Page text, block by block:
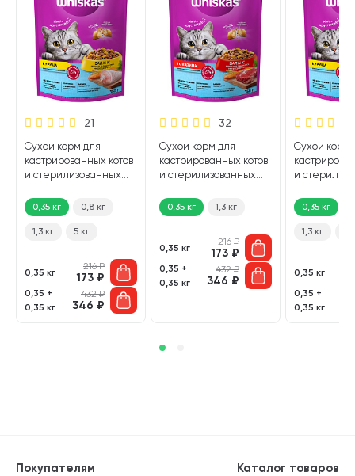
21
Сухой корм для
кастрированных котов
и стерилизованных
курица (0,35 кг)
0,35 кг 0,8 кг
1,3 кг 5 кг
0,35 кг
216₽
173 ₽
0,35 +
0,35 кг
432₽
346 ₽
32
Сухой корм для
кастрированных котов
и стерилизованных
говядина (0,35 кг)
0,35 кг 1,3 кг
0,35 кг
216₽
173 ₽
0,35 +
0,35 кг
432₽
346 ₽
Сухой корм
и
курица
0,35 кг
1,3 кг
0,35 кг
0,35 +
0,35 кг
Каталог товаров
Покупателям